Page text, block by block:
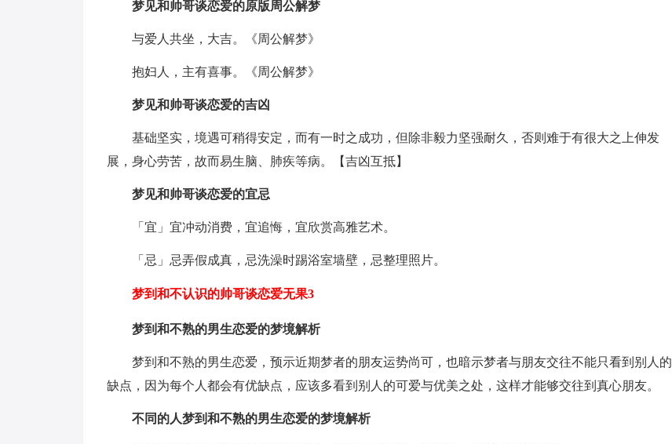
梦见和帅哥谈恋爱的原版周公解梦
与爱人共坐，大吉。《周公解梦》
抱妇人，主有喜事。《周公解梦》
梦见和帅哥谈恋爱的吉凶
基础坚实，境遇可稍得安定，而有一时之成功，但除非毅力坚强耐久，否则难于有很大之上伸发
展，身心劳苦，故而易生脑、肺疾等病。【吉凶互抵】
梦见和帅哥谈恋爱的宜忌
「宜」宜冲动消费，宜追悔，宜欣赏高雅艺术。
「忌」忌弄假成真，忌洗澡时踢浴室墙壁，忌整理照片。
梦到和不认识的帅哥谈恋爱无果3
梦到和不熟的男生恋爱的梦境解析
梦到和不熟的男生恋爱，预示近期梦者的朋友运势尚可，也暗示梦者与朋友交往不能只看到别人的
缺点，因为每个人都会有优缺点，应该多看到别人的可爱与优美之处，这样才能够交往到真心朋友。
不同的人梦到和不熟的男生恋爱的梦境解析